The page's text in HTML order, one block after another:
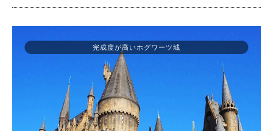
完成度が高いホグワーツ城